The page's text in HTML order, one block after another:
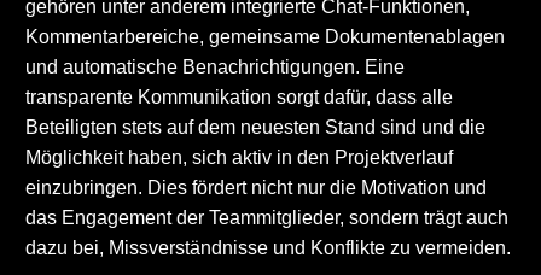
gehören unter anderem integrierte Chat-Funktionen,
Kommentarbereiche, gemeinsame Dokumentenablagen
und automatische Benachrichtigungen. Eine
transparente Kommunikation sorgt dafür, dass alle
Beteiligten stets auf dem neuesten Stand sind und die
Möglichkeit haben, sich aktiv in den Projektverlauf
einzubringen. Dies fördert nicht nur die Motivation und
das Engagement der Teammitglieder, sondern trägt auch
dazu bei, Missverständnisse und Konflikte zu vermeiden.